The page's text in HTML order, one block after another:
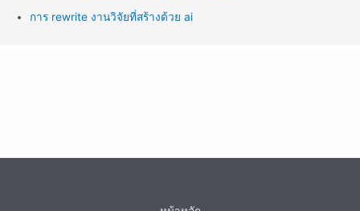
การ rewrite งานวิจัยที่สร้างด้วย ai